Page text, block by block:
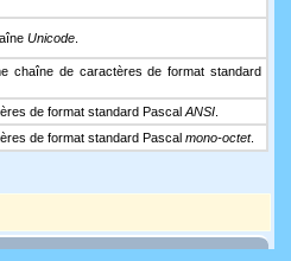
Unicode
chaîne de caractères de format standard
de format standard Pascal ANSI
de format standard Pascal mono-octet.